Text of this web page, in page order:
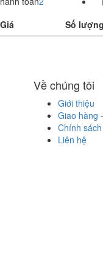
Giá Số lượng
Về chúng tôi
Giới thiệu
Giao hàng
Chính
Liên hệ